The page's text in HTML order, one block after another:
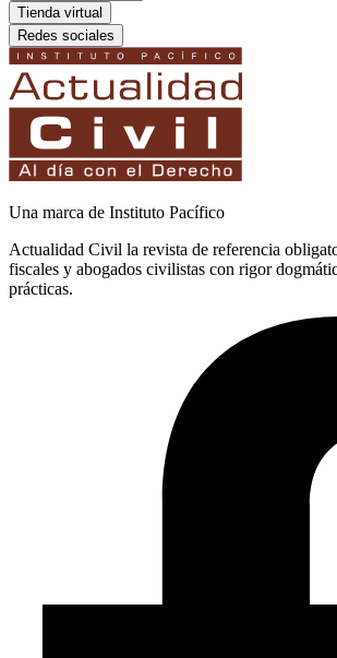
Tienda virtual
Redes sociales
Una marca de Instituto Pacífico
Actualidad Civil la revista de referencia
fiscales y abogados civilistas con rigor
prácticas.